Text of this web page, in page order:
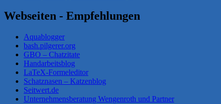
Webseiten - Empfehlungen
Aquablogger
bash.pilgerer.org
GBO – Chatzitate
Handarbeitsblog
LaTeX-Formeleditor
Schatznasen – Katzenblog
Seitwert.de
Unternehmensberatung Wengenroth und Partner